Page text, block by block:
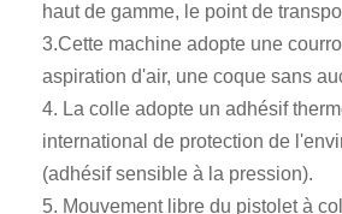
haut de gamme, le point de
3.Cette machine adopte une
aspiration d'air, une coque sans
4. La colle adopte un adhésif
international de protection de
(adhésif sensible à la pression).
5. Mouvement libre du pistolet à